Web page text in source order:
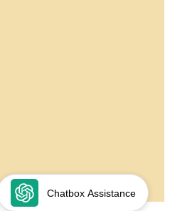
Chatbox Assistance